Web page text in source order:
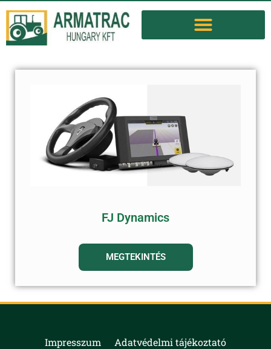
FJ Dynamics
MEGTEKINTÉS
Impresszum
Adatvédelmi tájékoztató